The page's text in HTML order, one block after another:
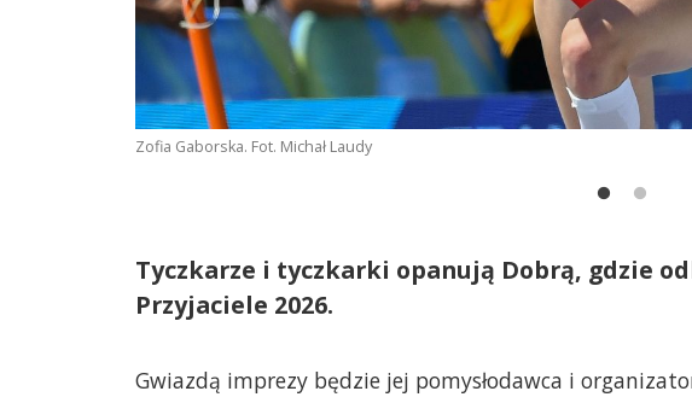
Zofia Gaborska. Fot. Michał Laudy
Tyczkarze i tyczkarki opanują Dobrą, gdzie
Przyjaciele 2026.
Gwiazdą imprezy będzie jej pomysłodawca i